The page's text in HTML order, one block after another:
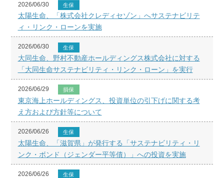
2026/06/30 生保
太陽生命、「株式会社クレディセゾン」へサステナビリテ
ィ・リンク・ローンを実施
2026/06/30 生保
大同生命、野村不動産ホールディングス株式会社に対する
「大同生命サステナビリティ・リンク・ローン」を実行
2026/06/29 損保
東京海上ホールディングス、投資単位の引下げに関する考
え方および方針等について
2026/06/26 生保
太陽生命、「滋賀県」が発行する「サステナビリティ・リ
ンク・ボンド（ジェンダー平等債）」への投資を実施
2026/06/26 生保